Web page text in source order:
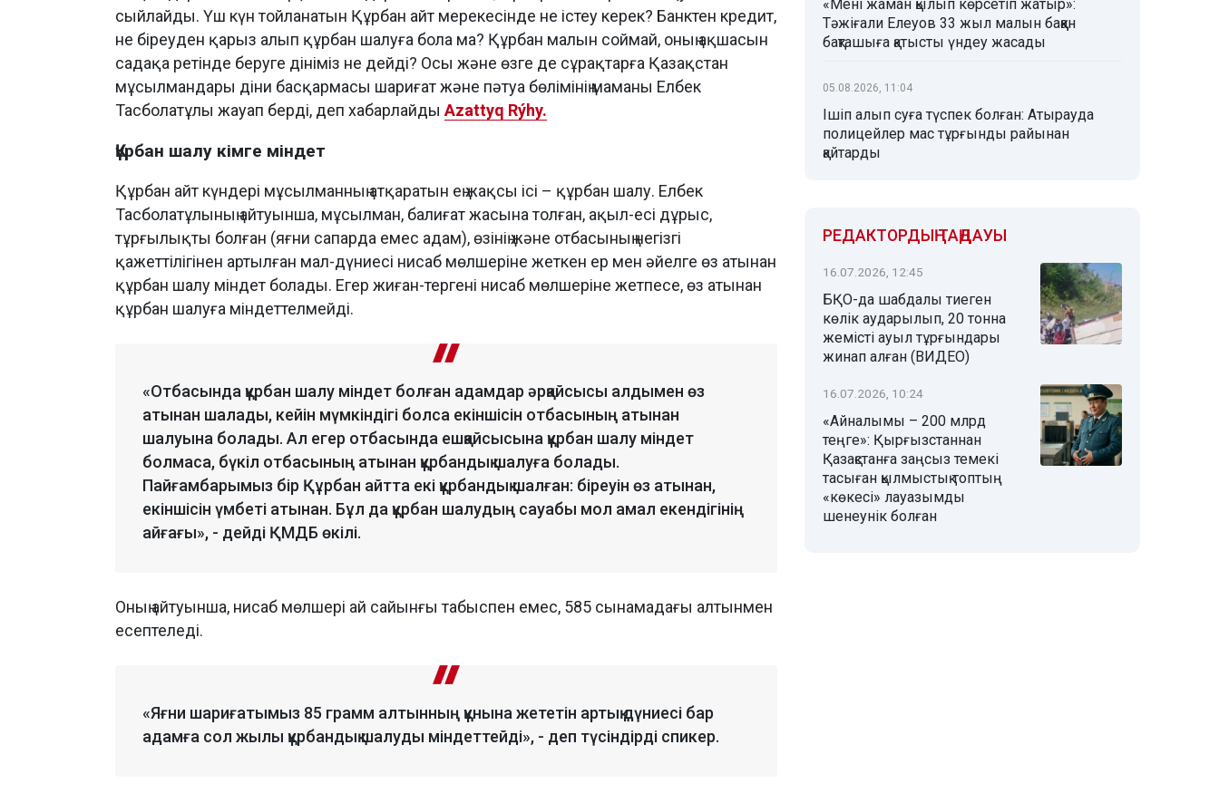
сыйлайды. Үш күн тойланатын Құрбан айт мерекесінде не істеу керек? Банктен кредит,
не біреуден қарыз алып құрбан шалуға бола ма? Құрбан малын соймай, оның ақшасын
садақа ретінде беруге дініміз не дейді? Осы және өзге де сұрақтарға Қазақстан
мұсылмандары діни басқармасы шариғат және пәтуа бөлімінің маманы Елбек
Тасболатұлы жауап берді, деп хабарлайды Azattyq Rýhy.
Құрбан шалу кімге міндет
Құрбан айт күндері мұсылманның атқаратын ең жақсы ісі – құрбан шалу. Елбек
Тасболатұлының айтуынша, мұсылман, балиғат жасына толған, ақыл-есі дұрыс,
тұрғылықты болған (яғни сапарда емес адам), өзінің және отбасының негізгі
қажеттілігінен артылған мал-дүниесі нисаб мөлшеріне жеткен ер мен әйелге өз атынан
құрбан шалу міндет болады. Егер жиған-тергені нисаб мөлшеріне жетпесе, өз атынан
құрбан шалуға міндеттелмейді.
«Отбасында құрбан шалу міндет болған адамдар әрқайсысы алдымен өз
атынан шалады, кейін мүмкіндігі болса екіншісін отбасының атынан
шалуына болады. Ал егер отбасында ешқайсысына құрбан шалу міндет
болмаса, бүкіл отбасының атынан құрбандық шалуға болады.
Пайғамбарымыз бір Құрбан айтта екі құрбандық шалған: біреуін өз атынан,
екіншісін үмбеті атынан. Бұл да құрбан шалудың сауабы мол амал екендігінің
айғағы», - дейді ҚМДБ өкілі.
Оның айтуынша, нисаб мөлшері ай сайынғы табыспен емес, 585 сынамадағы алтынмен
есептеледі.
«Яғни шариғатымыз 85 грамм алтынның құнына жететін артық дүниесі бар
адамға сол жылы құрбандық шалуды міндеттейді», - деп түсіндірді спикер.
«Мені жаман қылып көрсетіп жатыр»:
Тәжіғали Елеуов 33 жыл малын баққан
бақташыға қатысты үндеу жасады
05.08.2026, 11:04
Ішіп алып суға түспек болған: Атырауда
полицейлер мас тұрғынды райынан
қайтарды
РЕДАКТОРДЫҢ ТАҢДАУЫ
16.07.2026, 12:45
БҚО-да шабдалы тиеген
көлік аударылып, 20 тонна
жемісті ауыл тұрғындары
жинап алған (ВИДЕО)
16.07.2026, 10:24
«Айналымы – 200 млрд
теңге»: Қырғызстаннан
Қазақстанға заңсыз темекі
тасыған қылмыстық топтың
«көкесі» лауазымды
шенеунік болған